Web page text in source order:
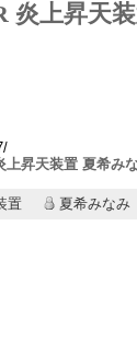
炎上昇天
昇天装置 夏希み
置 夏希みなみ